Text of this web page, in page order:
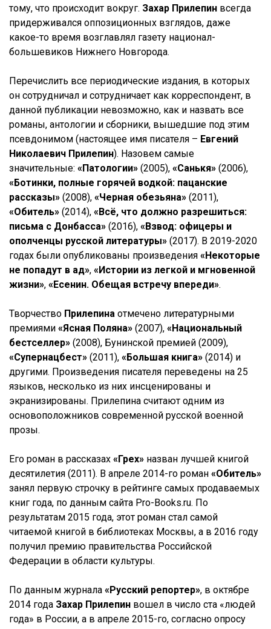
тому, что происходит вокруг. Захар Прилепин всегда
придерживался оппозиционных взглядов, даже
какое-то время возглавлял газету национал-
большевиков Нижнего Новгорода.
Перечислить все периодические издания, в которых
он сотрудничал и сотрудничает как корреспондент, в
данной публикации невозможно, как и назвать все
романы, антологии и сборники, вышедшие под этим
псевдонимом (настоящее имя писателя – Евгений
Николаевич Прилепин). Назовем самые
значительные: «Патологии» (2005), «Санькя» (2006),
«Ботинки, полные горячей водкой: пацанские
рассказы» (2008), «Черная обезьяна» (2011),
«Обитель» (2014), «Всё, что должно разрешиться:
письма с Донбасса» (2016), «Взвод: офицеры и
ополченцы русской литературы» (2017). В 2019-2020
годах были опубликованы произведения «Некоторые
не попадут в ад», «Истории из легкой и мгновенной
жизни», «Есенин. Обещая встречу впереди».
Творчество Прилепина отмечено литературными
премиями «Ясная Поляна» (2007), «Национальный
бестселлер» (2008), Бунинской премией (2009),
«Супернацбест» (2011), «Большая книга» (2014) и
другими. Произведения писателя переведены на 25
языков, несколько из них инсценированы и
экранизированы. Прилепина считают одним из
основоположников современной русской военной
прозы.
Его роман в рассказах «Грех» назван лучшей книгой
десятилетия (2011). В апреле 2014-го роман «Обитель»
занял первую строчку в рейтинге самых продаваемых
книг года, по данным сайта Pro-Books.ru. По
результатам 2015 года, этот роман стал самой
читаемой книгой в библиотеках Москвы, а в 2016 году
получил премию правительства Российской
Федерации в области культуры.
По данным журнала «Русский репортер», в октябре
2014 года Захар Прилепин вошел в число ста «людей
года» в России, а в апреле 2015-го, согласно опросу